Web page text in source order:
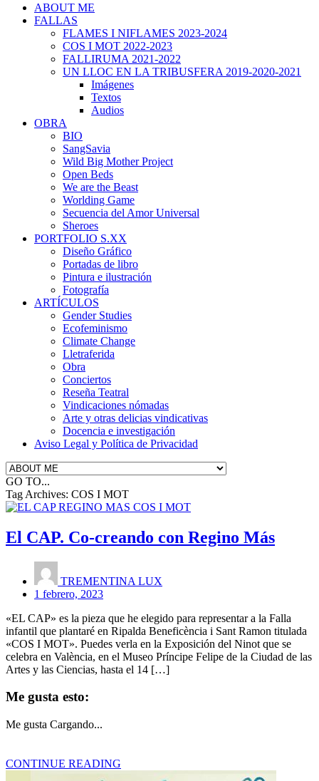
ABOUT ME
FALLAS
FLAMES I NIFLAMES 2023-2024
COS I MOT 2022-2023
FALLIRUMA 2021-2022
UN LLOC EN LA TRIBUSFERA 2019-2020-2021
Imágenes
Textos
Audios
OBRA
BIO
SangSavia
Wild Big Mother Project
Open Beds
We are the Beast
Worlding Game
Secuencia del Amor Universal
Sheroes
PORTFOLIO S.XX
Diseño Gráfico
Portadas de libro
Pintura e ilustración
Fotografía
ARTÍCULOS
Gender Studies
Ecofeminismo
Climate Change
Lletraferida
Obra
Conciertos
Reseña Teatral
Vindicaciones nómadas
Arte y otras delicias vindicativas
Docencia e investigación
Aviso Legal y Política de Privacidad
GO TO...
Tag Archives: COS I MOT
El CAP. Co-creando con Regino Más
TREMENTINA LUX
1 febrero, 2023
«EL CAP» es la pieza que he elegido para representar a la Falla
infantil que plantaré en Ripalda Beneficència i Sant Ramon titulada
«COS I MOT». Puedes verla en la Exposición del Ninot que se
celebra en València, en el Museo Príncipe Felipe de la Ciudad de las
Artes y las Ciencias, hasta el 14 […]
Me gusta esto:
Me gusta Cargando...
CONTINUE READING